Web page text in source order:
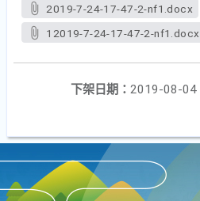
2019-7-24-17-47-2-nf1.docx
12019-7-24-17-47-2-nf1.docx
下架日期： 2019-08-04